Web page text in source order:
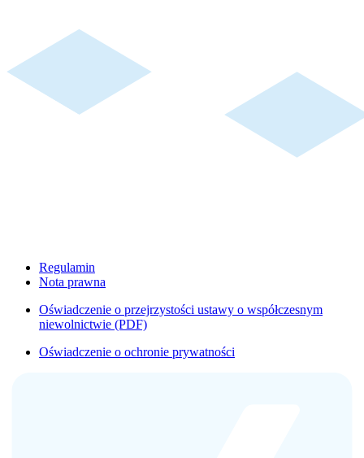
Regulamin
Nota prawna
Oświadczenie o przejrzystości ustawy o współczesnym
niewolnictwie (PDF)
Oświadczenie o ochronie prywatności